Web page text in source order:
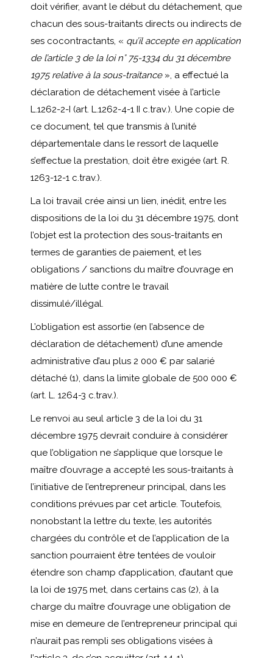
doit vérifier, avant le début du détachement, que
chacun des sous-traitants directs ou indirects de
ses cocontractants, « qu’il accepte en application
de l’article 3 de la loi n° 75-1334 du 31 décembre
1975 relative à la sous-traitance», a effectué la
déclaration de détachement visée à l’article
L.1262-2-I (art. L.1262-4-1 II c.trav.). Une copie de
ce document, tel que transmis à l’unité
départementale dans le ressort de laquelle
s’effectue la prestation, doit être exigée (art. R.
1263-12-1 c.trav.).
La loi travail crée ainsi un lien, inédit, entre les
dispositions de la loi du 31 décembre 1975, dont
l’objet est la protection des sous-traitants en
termes de garanties de paiement, et les
obligations / sanctions du maître d’ouvrage en
matière de lutte contre le travail
dissimulé/illégal.
L’obligation est assortie (en l’absence de
déclaration de détachement) d’une amende
administrative d’au plus 2 000 € par salarié
détaché (1), dans la limite globale de 500 000 €
(art. L. 1264-3 c.trav.).
Le renvoi au seul article 3 de la loi du 31
décembre 1975 devrait conduire à considérer
que l’obligation ne s’applique que lorsque le
maître d’ouvrage a accepté les sous-traitants à
l’initiative de l’entrepreneur principal, dans les
conditions prévues par cet article. Toutefois,
nonobstant la lettre du texte, les autorités
chargées du contrôle et de l’application de la
sanction pourraient être tentées de vouloir
étendre son champ d’application, d’autant que
la loi de 1975 met, dans certains cas (2), à la
charge du maître d’ouvrage une obligation de
mise en demeure de l’entrepreneur principal qui
n’aurait pas rempli ses obligations visées à